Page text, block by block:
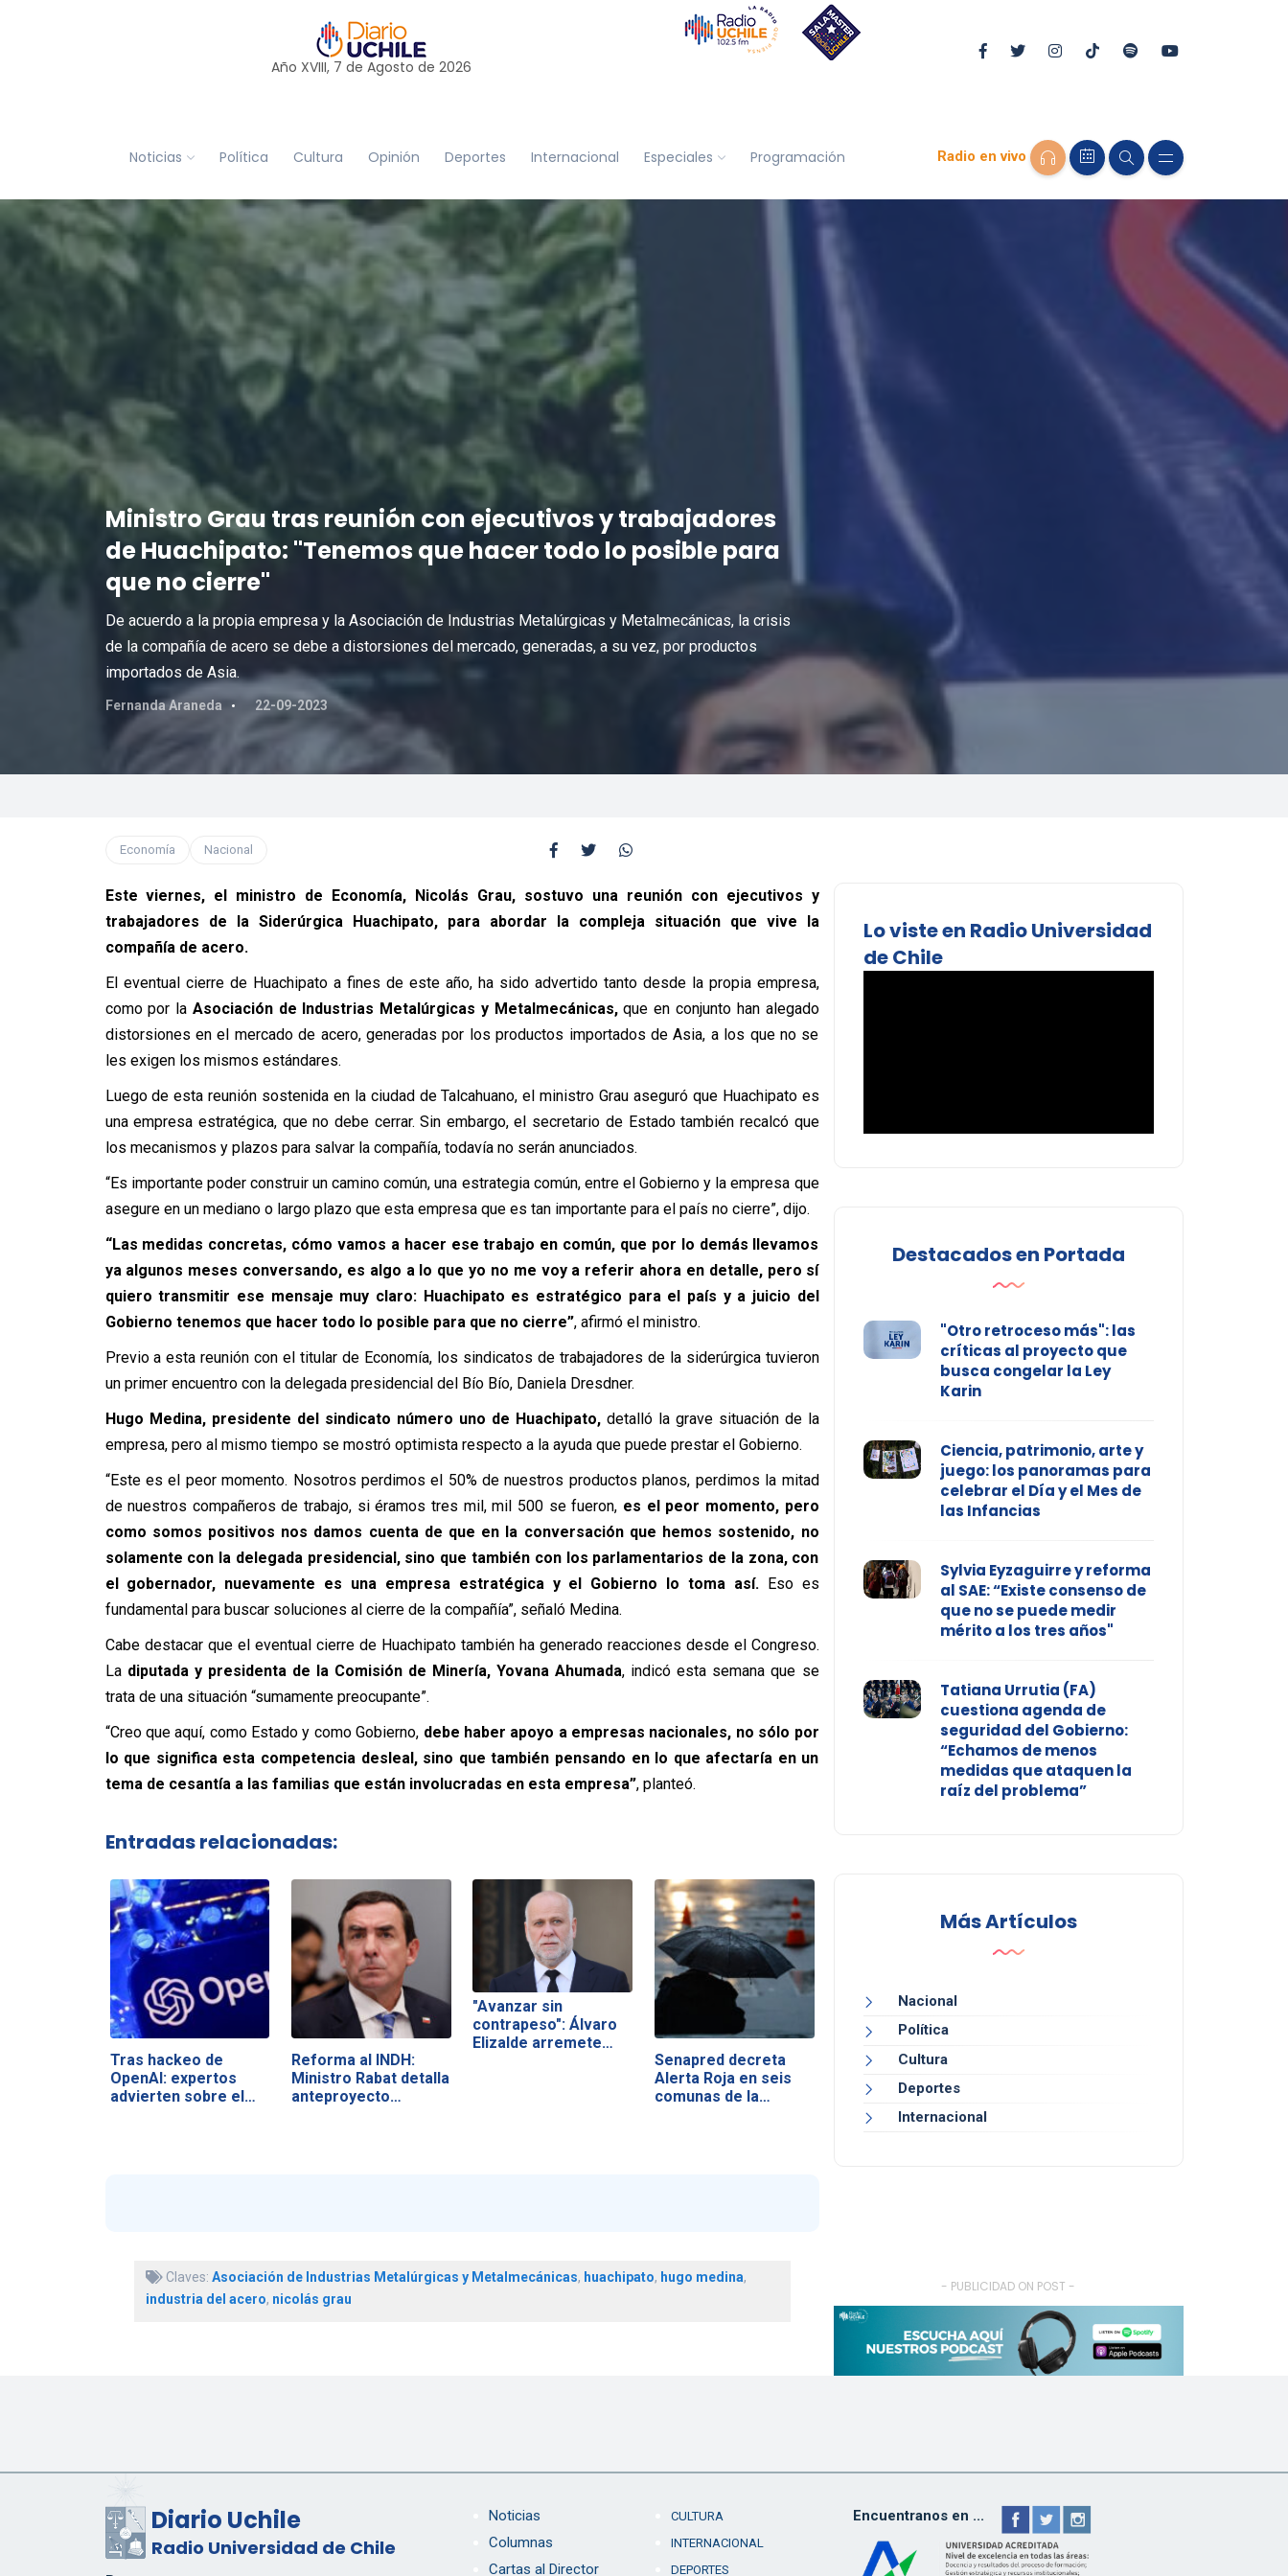
Año XVIII, 7 de Agosto de 2026
Noticias Política Cultura Opinión Deportes Internacional Especiales Programación Radio en vivo
Ministro Grau tras reunión con ejecutivos y trabajadores
de Huachipato: "Tenemos que hacer todo lo posible para
que no cierre"
De acuerdo a la propia empresa y la Asociación de Industrias Metalúrgicas y Metalmecánicas, la crisis
de la compañía de acero se debe a distorsiones del mercado, generadas, a su vez, por productos
importados de Asia.
Fernanda Araneda 22-09-2023
Economía Nacional
Este viernes, el ministro de Economía, Nicolás Grau, sostuvo una reunión con ejecutivos y
trabajadores de la Siderúrgica Huachipato, para abordar la compleja situación que vive la
compañía de acero.
El eventual cierre de Huachipato a fines de este año, ha sido advertido tanto desde la propia empresa,
como por la Asociación de Industrias Metalúrgicas y Metalmecánicas,que en conjunto han alegado
distorsiones en el mercado de acero, generadas por los productos importados de Asia, a los que no se
les exigen los mismos estándares.
Luego de esta reunión sostenida en la ciudad de Talcahuano, el ministro Grau aseguró que Huachipato es
una empresa estratégica, que no debe cerrar. Sin embargo, el secretario de Estado también recalcó que
los mecanismos y plazos para salvar la compañía, todavía no serán anunciados.
“Es importante poder construir un camino común, una estrategia común, entre el Gobierno y la empresa que
asegure en un mediano o largo plazo que esta empresa que es tan importante para el país no cierre”, dijo.
“Las medidas concretas, cómo vamos a hacer ese trabajo en común, que por lo demás llevamos
ya algunos meses conversando, es algo a lo que yo no me voy a referir ahora en detalle, pero sí
quiero transmitir ese mensaje muy claro: Huachipato es estratégico para el país y a juicio del
Gobierno tenemos que hacer todo lo posible para que no cierre”, afirmó el ministro.
Previo a esta reunión con el titular de Economía, los sindicatos de trabajadores de la siderúrgica tuvieron
un primer encuentro con la delegada presidencial del Bío Bío, Daniela Dresdner.
Hugo Medina, presidente del sindicato número uno de Huachipato,detalló la grave situación de la
empresa, pero al mismo tiempo se mostró optimista respecto a la ayuda que puede prestar el Gobierno.
“Este es el peor momento. Nosotros perdimos el 50% de nuestros productos planos, perdimos la mitad
de nuestros compañeros de trabajo, si éramos tres mil, mil 500 se fueron, es el peor momento, pero
como somos positivos nos damos cuenta de que en la conversación que hemos sostenido, no
solamente con la delegada presidencial, sino que también con los parlamentarios de la zona, con
el gobernador, nuevamente es una empresa estratégica y el Gobierno lo toma así.Eso es
fundamental para buscar soluciones al cierre de la compañía”, señaló Medina.
Cabe destacar que el eventual cierre de Huachipato también ha generado reacciones desde el Congreso.
Ladiputada y presidenta de la Comisión de Minería, Yovana Ahumada, indicó esta semana que se
trata de una situación “sumamente preocupante”.
“Creo que aquí, como Estado y como Gobierno, debe haber apoyo a empresas nacionales, no sólo por
lo que significa esta competencia desleal, sino que también pensando en lo que afectaría en un
tema de cesantía a las familias que están involucradas en esta empresa”, planteó.
Entradas relacionadas:
Tras hackeo de
OpenAI: expertos
advierten sobre el…
Reforma al INDH:
Ministro Rabat detalla
anteproyecto…
"Avanzar sin
contrapeso": Álvaro
Elizalde arremete…
Senapred decreta
Alerta Roja en seis
comunas de la…
Claves: Asociación de Industrias Metalúrgicas y Metalmecánicas, huachipato, hugo medina,
industria del acero, nicolás grau
Lo viste en Radio Universidad
de Chile
Destacados en Portada
"Otro retroceso más": las
críticas al proyecto que
busca congelar la Ley
Karin
Ciencia, patrimonio, arte y
juego: los panoramas para
celebrar el Día y el Mes de
las Infancias
Sylvia Eyzaguirre y reforma
al SAE: “Existe consenso de
que no se puede medir
mérito a los tres años"
Tatiana Urrutia (FA)
cuestiona agenda de
seguridad del Gobierno:
“Echamos de menos
medidas que ataquen la
raíz del problema”
Más Artículos
Nacional
Política
Cultura
Deportes
Internacional
- PUBLICIDAD ON POST -
Diario Uchile
Radio Universidad de Chile
Noticias
Columnas
Cartas al Director
CULTURA
INTERNACIONAL
DEPORTES
Encuentranos en ...